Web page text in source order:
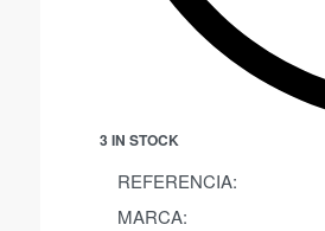
3 IN STOCK
REFERENCIA:
MARCA: